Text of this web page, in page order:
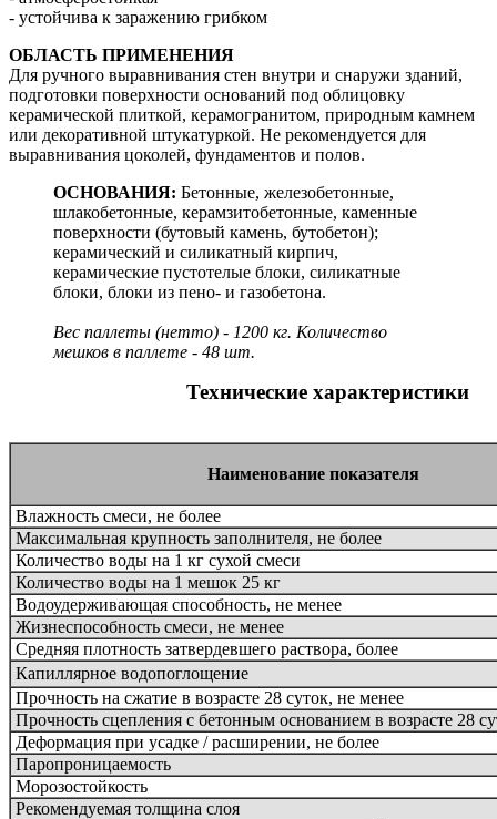
- устойчива к заражению грибком
ОБЛАСТЬ ПРИМЕНЕНИЯ
Для ручного выравнивания стен внутри и снаружи зданий,
подготовки поверхности оснований под облицовку
керамической плиткой, керамогранитом, природным камнем
или декоративной штукатуркой. Не рекомендуется для
выравнивания цоколей, фундаментов и полов.
ОСНОВАНИЯ: Бетонные, железобетонные,
шлакобетонные, керамзитобетонные, каменные
поверхности (бутовый камень, бутобетон);
керамический и силикатный кирпич,
керамические пустотелые блоки, силикатные
блоки, блоки из пено- и газобетона.
Вес паллеты (нетто) - 1200 кг. Количество
мешков в паллете - 48 шт.
Технические характеристики
Наименование показателя
Влажность смеси, не более
Максимальная крупность заполнителя, не более
Количество воды на 1 кг сухой смеси
Количество воды на 1 мешок 25 кг
Водоудерживающая способность, не менее
Жизнеспособность смеси, не менее
Средняя плотность затвердевшего раствора, более
Капиллярное водопоглощение
Прочность на сжатие в возрасте 28 суток, не менее
Прочность сцепления с бетонным основанием в возрасте 28
Деформация при усадке / расширении, не более
Паропроницаемость
Морозостойкость
Рекомендуемая толщина слоя